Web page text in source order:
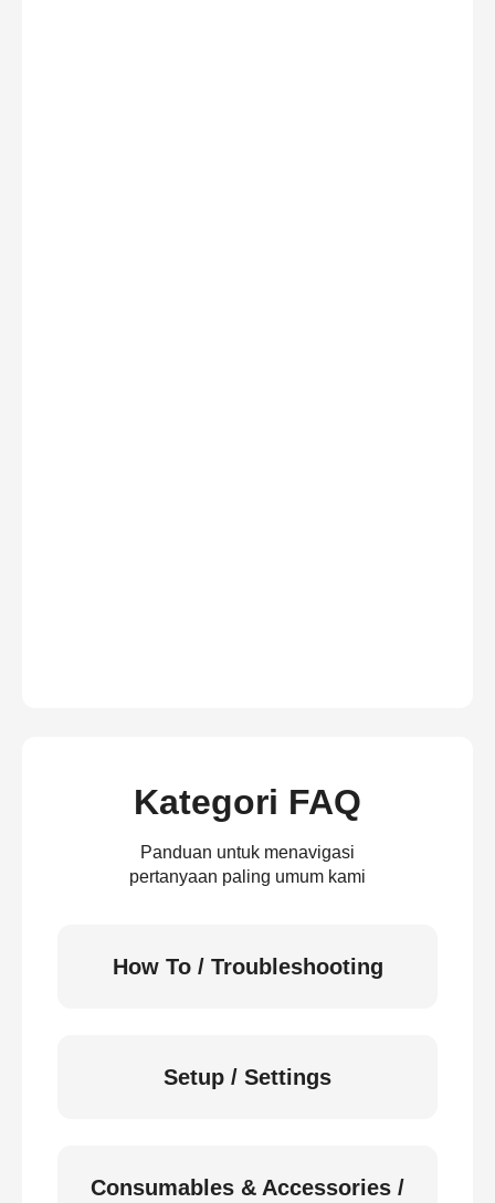
Kategori FAQ
Panduan untuk menavigasi
pertanyaan paling umum kami
How To / Troubleshooting
Setup / Settings
Consumables & Accessories /